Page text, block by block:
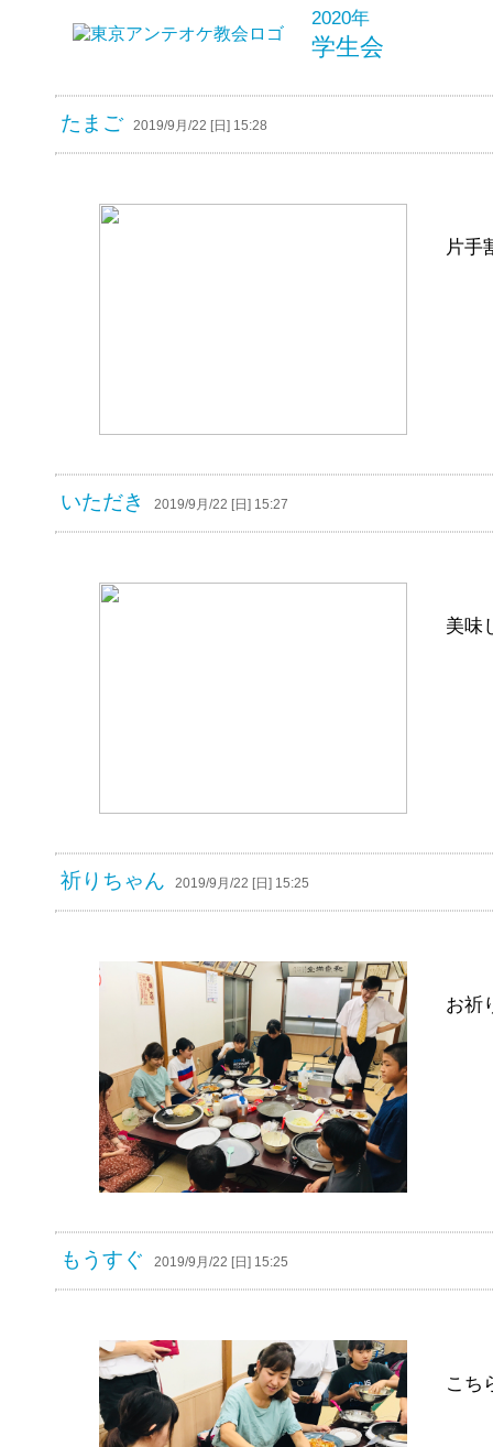
2020年
学生会
たまご 2019/9月/22 [日] 15:28
片手
いただき 2019/9月/22 [日] 15:27
美味
祈りちゃん 2019/9月/22 [日] 15:25
お祈
もうすぐ 2019/9月/22 [日] 15:25
こち